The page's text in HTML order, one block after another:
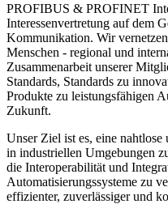
PROFIBUS & PROFINET
Interessenvertretung auf dem
Kommunikation. Wir
Menschen - regional und
Zusammenarbeit unserer
Standards, Standards zu
Produkte zu leistungsfähigen
Zukunft.
Unser Ziel ist es, eine
in industriellen Umgebungen
die Interoperabilität und
Automatisierungssysteme zu
effizienter, zuverlässiger und